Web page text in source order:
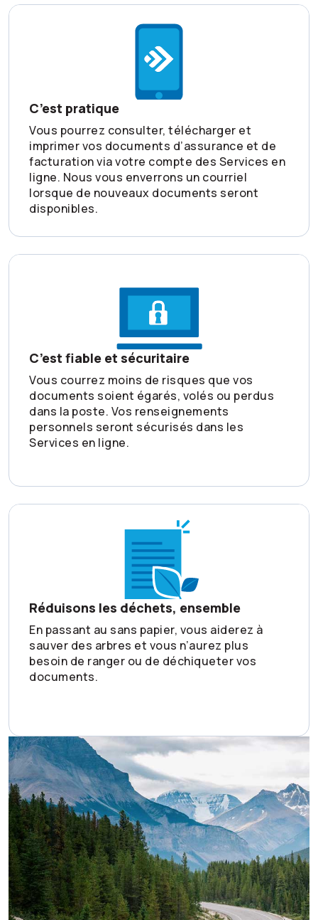
C’est pratique
Vous pourrez consulter, télécharger et
imprimer vos documents d’assurance et de
facturation via votre compte des Services en
ligne. Nous vous enverrons un courriel
lorsque de nouveaux documents seront
disponibles.
C’est fiable et sécuritaire
Vous courrez moins de risques que vos
documents soient égarés, volés ou perdus
dans la poste. Vos renseignements
personnels seront sécurisés dans les
Services en ligne.
Réduisons les déchets, ensemble
En passant au sans papier, vous aiderez à
sauver des arbres et vous n’aurez plus
besoin de ranger ou de déchiqueter vos
documents.